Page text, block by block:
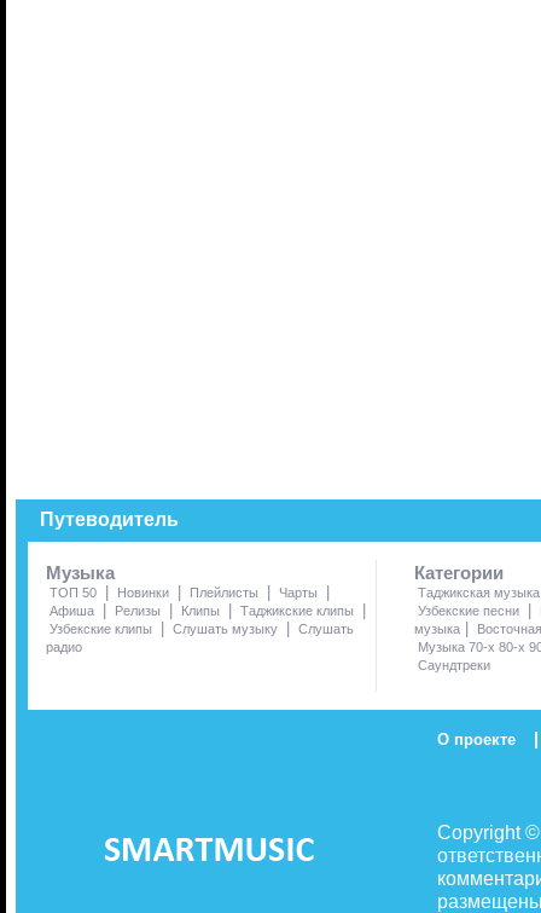
Путеводитель
Музыка
ТОП 50 | Новинки | Плейлисты | Чарты |
Афиша | Релизы | Клипы | Таджикские клипы |
Узбекские клипы | Слушать музыку | Слушать
радио
Категории
Таджикская музыка
Узбекские песни
|
музыка |
Музыка 70-х 80-х
Саундтреки
О проекте |
Copyright
размещены